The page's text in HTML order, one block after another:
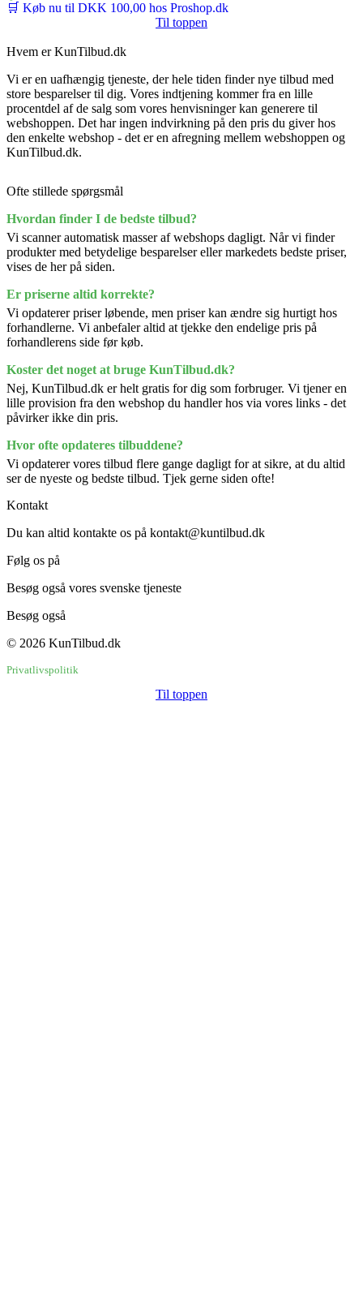
🛒 Køb nu til DKK 100,00 hos Proshop.dk
Til toppen
Hvem er KunTilbud.dk
Vi er en uafhængig tjeneste, der hele tiden finder nye tilbud med
store besparelser til dig. Vores indtjening kommer fra en lille
procentdel af de salg som vores henvisninger kan generere til
webshoppen. Det har ingen indvirkning på den pris du giver hos
den enkelte webshop - det er en afregning mellem webshoppen og
KunTilbud.dk.
Ofte stillede spørgsmål
Hvordan finder I de bedste tilbud?
Vi scanner automatisk masser af webshops dagligt. Når vi finder
produkter med betydelige besparelser eller markedets bedste priser,
vises de her på siden.
Er priserne altid korrekte?
Vi opdaterer priser løbende, men priser kan ændre sig hurtigt hos
forhandlerne. Vi anbefaler altid at tjekke den endelige pris på
forhandlerens side før køb.
Koster det noget at bruge KunTilbud.dk?
Nej, KunTilbud.dk er helt gratis for dig som forbruger. Vi tjener en
lille provision fra den webshop du handler hos via vores links - det
påvirker ikke din pris.
Hvor ofte opdateres tilbuddene?
Vi opdaterer vores tilbud flere gange dagligt for at sikre, at du altid
ser de nyeste og bedste tilbud. Tjek gerne siden ofte!
Kontakt
Du kan altid kontakte os på kontakt@kuntilbud.dk
Følg os på
Besøg også vores svenske tjeneste
Besøg også
© 2026 KunTilbud.dk
Privatlivspolitik
Til toppen